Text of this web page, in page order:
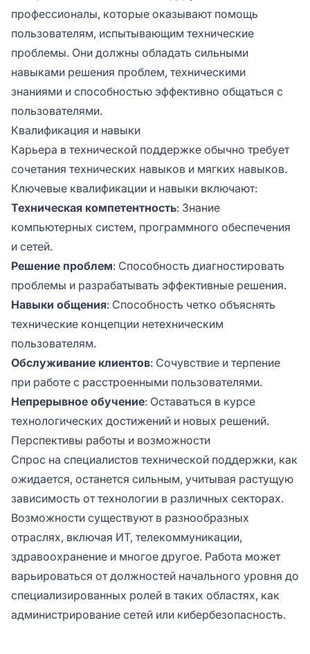
профессионалы, которые оказывают помощь
пользователям, испытывающим технические
проблемы. Они должны обладать сильными
навыками решения проблем, техническими
знаниями и способностью эффективно общаться с
пользователями.
Квалификация и навыки
Карьера в технической поддержке обычно требует
сочетания технических навыков и мягких навыков.
Ключевые квалификации и навыки включают:
Техническая компетентность: Знание
компьютерных систем, программного обеспечения
и сетей.
Решение проблем: Способность диагностировать
проблемы и разрабатывать эффективные решения.
Навыки общения: Способность четко объяснять
технические концепции нетехническим
пользователям.
Обслуживание клиентов: Сочувствие и терпение
при работе с расстроенными пользователями.
Непрерывное обучение: Оставаться в курсе
технологических достижений и новых решений.
Перспективы работы и возможности
Спрос на специалистов технической поддержки, как
ожидается, останется сильным, учитывая растущую
зависимость от технологии в различных секторах.
Возможности существуют в разнообразных
отраслях, включая ИТ, телекоммуникации,
здравоохранение и многое другое. Работа может
варьироваться от должностей начального уровня до
специализированных ролей в таких областях, как
администрирование сетей или кибербезопасность.